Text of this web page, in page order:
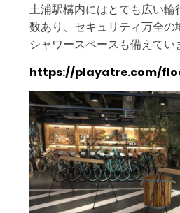
土浦駅構内にはとても広い輪
数あり、セキュリティ万全の
シャワースペースも備えてい
https://playatre.com/